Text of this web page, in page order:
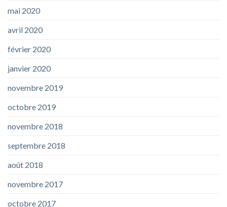
mai 2020
avril 2020
février 2020
janvier 2020
novembre 2019
octobre 2019
novembre 2018
septembre 2018
août 2018
novembre 2017
octobre 2017